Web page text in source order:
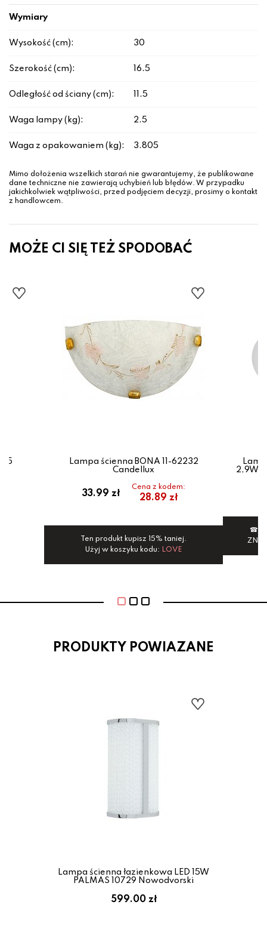
Wymiary
Wysokość (cm): 30
Szerokość (cm): 16.5
Odległość od ściany (cm): 11.5
Waga lampy (kg): 2.5
Waga z opakowaniem (kg): 3.805
Mimo dołożenia wszelkich starań nie gwarantujemy, że publikowane
dane techniczne nie zawierają uchybień lub błędów. W przypadku
jakichkolwiek wątpliwości, przed podjęciem decyzji, prosimy o kontakt
z handlowcem.
MOŻE CI SIĘ TEŻ SPODOBAĆ
Lampa ścienna BONA 11-62232
Candellux
33.99 zł
Cena z kodem:
28.89 zł
Ten produkt kupisz 15% taniej.
Użyj w koszyku kodu: LOVE
2,9W
☎
PRODUKTY POWIAZANE
Lampa ścienna łazienkowa LED 15W
PALMAS 10729 Nowodvorski
599.00 zł